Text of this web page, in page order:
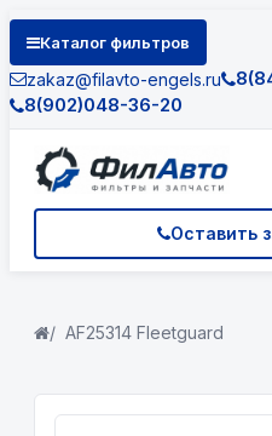
Каталог фильтров
zakaz@filavto-engels.ru
8(902)048-36-20
Оставить
AF25314 Fleetguard